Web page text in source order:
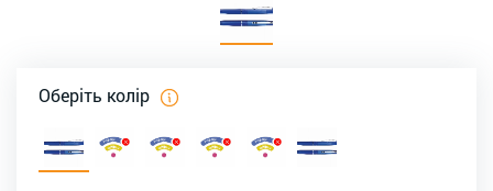
Оберіть колір